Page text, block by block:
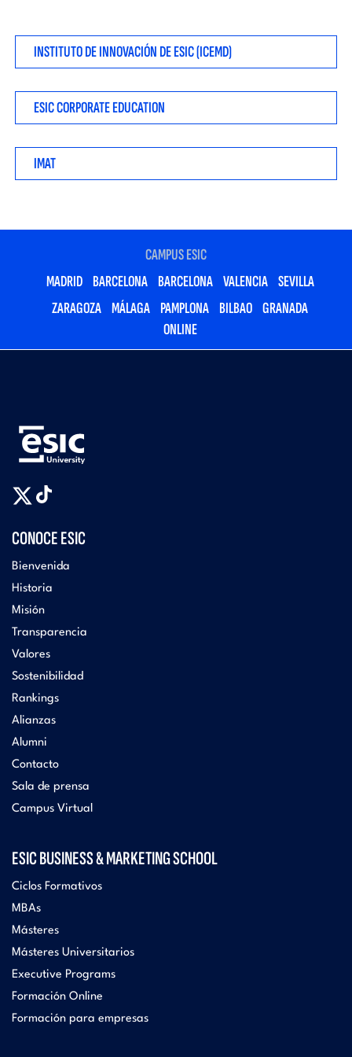
INSTITUTO DE INNOVACIÓN DE ESIC (ICEMD)
ESIC CORPORATE EDUCATION
IMAT
CAMPUS ESIC
MADRID
BARCELONA BARCELONA VALENCIA SEVILLA
ZARAGOZA MÁLAGA PAMPLONA BILBAO GRANADA
ONLINE
CONOCE ESIC
Bienvenida
Historia
Misión
Transparencia
Valores
Sostenibilidad
Rankings
Alianzas
Alumni
Contacto
Sala de prensa
Campus Virtual
ESIC BUSINESS & MARKETING SCHOOL
Ciclos Formativos
MBAs
Másteres
Másteres Universitarios
Executive Programs
Formación Online
Formación para empresas